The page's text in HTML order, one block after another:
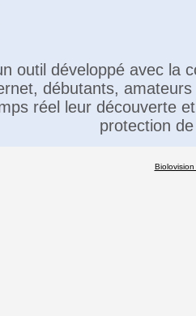
outil développé avec la
débutants,
réel leur découverte
protection
Biolovision